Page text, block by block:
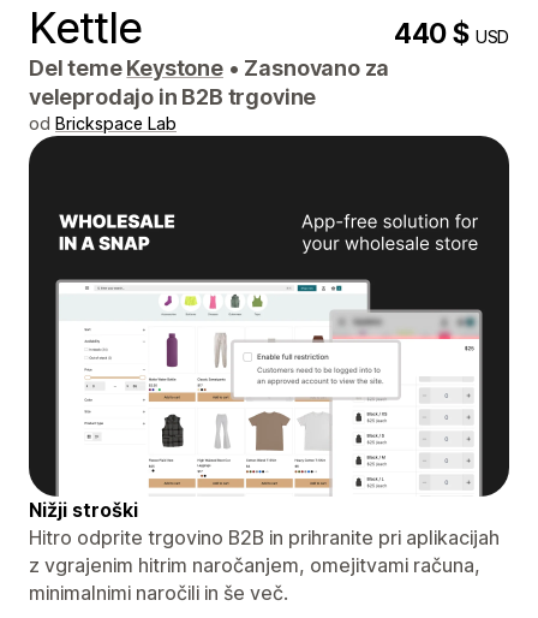
Kettle 440 $USD
Del temeKeystone • Zasnovano za
veleprodajo in B2B trgovine
od Brickspace Lab
Nižji stroški
Hitro odprite trgovino B2B in prihranite pri aplikacijah
z vgrajenim hitrim naročanjem, omejitvami računa,
minimalnimi naročili in še več.